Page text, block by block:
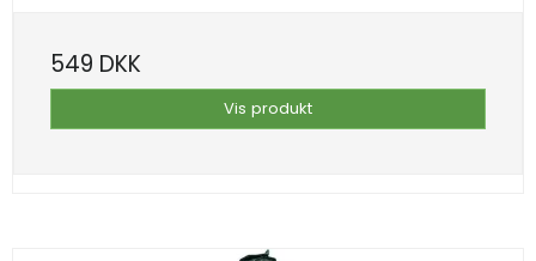
549 DKK
Vis produkt